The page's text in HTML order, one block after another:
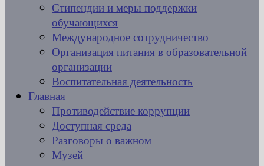
Стипендии и меры поддержки
обучающихся
Международное сотрудничество
Организация питания в образовательной
организации
Воспитательная деятельность
Главная
Противодействие коррупции
Доступная среда
Разговоры о важном
Музей